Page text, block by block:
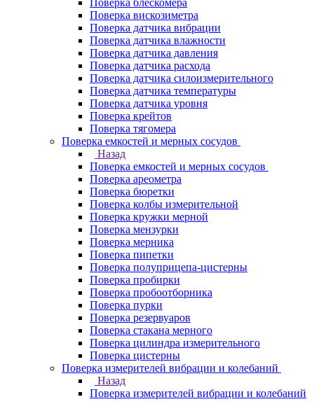
Поверка блескомера
Поверка вискозиметра
Поверка датчика вибрации
Поверка датчика влажности
Поверка датчика давления
Поверка датчика расхода
Поверка датчика силоизмерительного
Поверка датчика температуры
Поверка датчика уровня
Поверка крейтов
Поверка тягомера
Поверка емкостей и мерных сосудов
Назад
Поверка емкостей и мерных сосудов
Поверка ареометра
Поверка бюретки
Поверка колбы измерительной
Поверка кружки мерной
Поверка мензурки
Поверка мерника
Поверка пипетки
Поверка полуприцепа-цистерны
Поверка пробирки
Поверка пробоотборника
Поверка пурки
Поверка резервуаров
Поверка стакана мерного
Поверка цилиндра измерительного
Поверка цистерны
Поверка измерителей вибрации и колебаний
Назад
Поверка измерителей вибрации и колебаний